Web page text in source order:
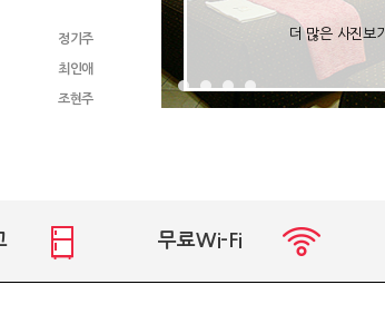
정기주
최인애
조현주
더 많은 사진보기
무료Wi-Fi